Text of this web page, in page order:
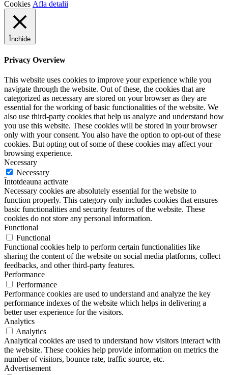
Cookies Afla detalii
Închide
Privacy Overview
This website uses cookies to improve your experience while you
navigate through the website. Out of these, the cookies that are
categorized as necessary are stored on your browser as they are
essential for the working of basic functionalities of the website. We
also use third-party cookies that help us analyze and understand how
you use this website. These cookies will be stored in your browser
only with your consent. You also have the option to opt-out of these
cookies. But opting out of some of these cookies may affect your
browsing experience.
Necessary
Necessary
Întotdeauna activate
Necessary cookies are absolutely essential for the website to
function properly. This category only includes cookies that ensures
basic functionalities and security features of the website. These
cookies do not store any personal information.
Functional
Functional
Functional cookies help to perform certain functionalities like
sharing the content of the website on social media platforms, collect
feedbacks, and other third-party features.
Performance
Performance
Performance cookies are used to understand and analyze the key
performance indexes of the website which helps in delivering a
better user experience for the visitors.
Analytics
Analytics
Analytical cookies are used to understand how visitors interact with
the website. These cookies help provide information on metrics the
number of visitors, bounce rate, traffic source, etc.
Advertisement